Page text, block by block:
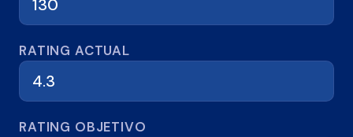
RATING ACTUAL
RATING OBJETIVO